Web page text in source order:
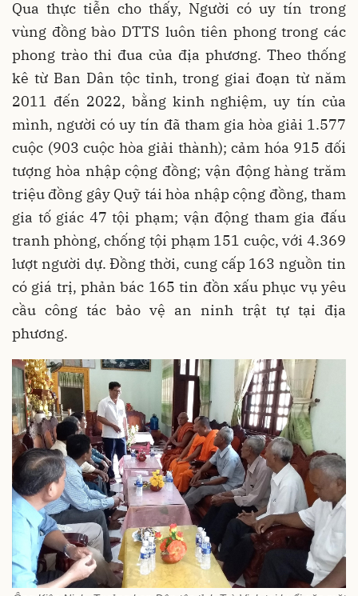
Qua thực tiễn cho thấy, Người có uy tín trong
vùng đồng bào DTTS luôn tiên phong trong các
phong trào thi đua của địa phương. Theo thống
kê từ Ban Dân tộc tỉnh, trong giai đoạn từ năm
2011 đến 2022, bằng kinh nghiệm, uy tín của
mình, người có uy tín đã tham gia hòa giải 1.577
cuộc (903 cuộc hòa giải thành); cảm hóa 915 đối
tượng hòa nhập cộng đồng; vận động hàng trăm
triệu đồng gây Quỹ tái hòa nhập cộng đồng, tham
gia tố giác 47 tội phạm; vận động tham gia đấu
tranh phòng, chống tội phạm 151 cuộc, với 4.369
lượt người dự. Đồng thời, cung cấp 163 nguồn tin
có giá trị, phản bác 165 tin đồn xấu phục vụ yêu
cầu công tác bảo vệ an ninh trật tự tại địa
phương.